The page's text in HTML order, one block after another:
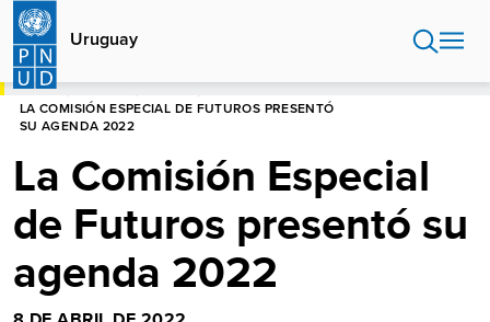
Pasar
contenido
principal
Uruguay
HOME
LA COMISIÓN ESPECIAL DE FUTUROS PRESENTÓ
SU AGENDA 2022
La Comisión Especial
de Futuros presentó su
agenda 2022